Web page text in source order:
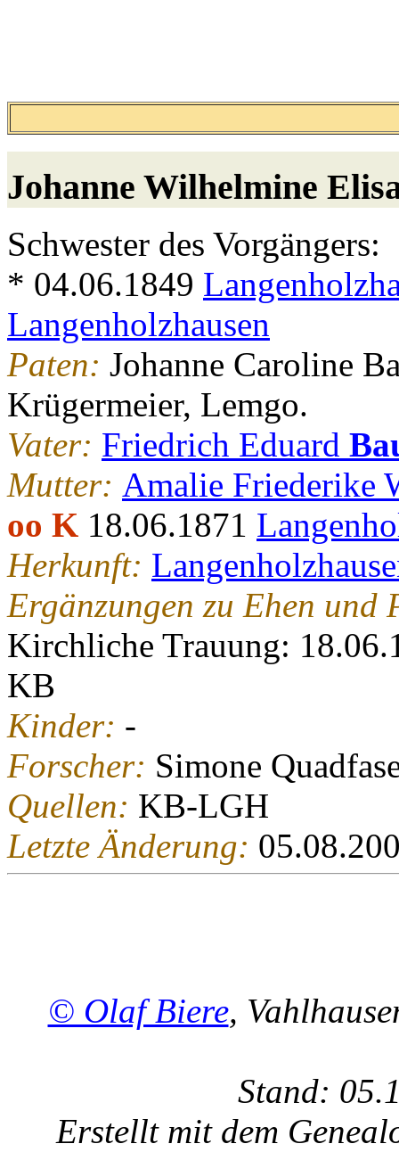
Johanne Wilhelmine
Schwester des Vorgängers:
* 04.06.1849
Langenholzhausen
Paten: Johanne Caroline
Krügermeier, Lemgo.
Vater: Friedrich Eduard
Mutter: Amalie Friederike
oo K 18.06.1871
Herkunft:
Ergänzungen zu Ehen und
Kirchliche Trauung:
KB
Kinder: -
Forscher: Simone
Quellen: KB-LGH
Letzte Änderung:
© Olaf Biere,
Stand:
Erstellt mit dem